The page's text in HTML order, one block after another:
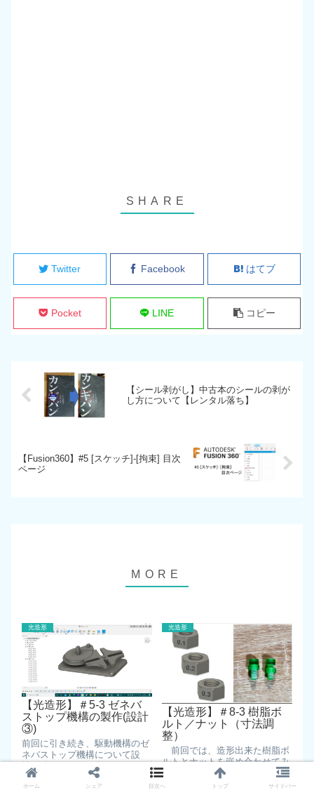
Twitter Facebook はてブ
Pocket LINE コピー
【シール剥がし】中古本のシールの剥が
し方について【レンタル落ち】
【Fusion360】#5 [スケッチ]-[拘束] 目次
ページ
光造形
【光造形】＃5-3 ゼネバ
ストップ機構の製作(設計
③)
前回に引き続き、駆動機構のゼ
ネバストップ機構について設
計・造形してみた事例を 一つず
つ作業内容毎に紹介していきた
いと思います。 ※本ページは下
光造形
【光造形】＃8-3 樹脂ボ
ルト／ナット（寸法調
整）
前回では、造形出来た樹脂ボ
ルトとナットを嵌め合わせてみ
ましたが、上手く嵌まらなかっ
た為、 今回は樹脂ナットの方を
ホーム シェア 目次へ トップ サイドバー